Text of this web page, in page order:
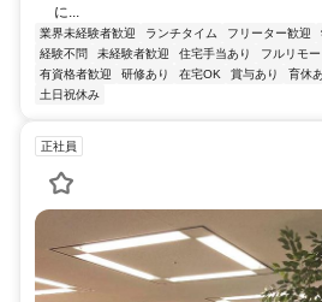
に...
業界未経験者歓迎 ランチタイム フリーター歓迎
経験不問
未経験者歓迎 住宅手当あり フルリモー
有資格者歓迎
研修あり 在宅OK 賞与あり 育休
土日祝休み
正社員